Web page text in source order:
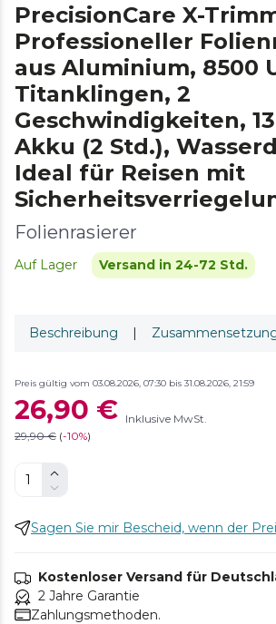
PrecisionCare X-
Professioneller
aus Aluminium, 8500
Titanklingen, 2
Geschwindigkeiten,
Akku (2 Std.),
Ideal für Reisen mit
Folienrasierer
Auf Lager Versand in 24-72 Std.
Beschreibung |
Preis gültig vom 03.08.2026, 07:30 bis 31.08.2026, 21:59
26,90 € Inklusive MwSt.
29,90 € (-10%)
Sagen Sie mir Bescheid, wenn der
Kostenloser Versand für
2 Jahre Garantie
Zahlungsmethoden.